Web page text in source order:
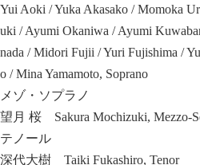
Yui Aoki / Yuka Akasako / Momoka
uki / Ayumi Okaniwa / Ayumi
nada / Midori Fujii / Yuri Fujishima /
o / Mina Yamamoto, Soprano
メゾ・ソプラノ
望月 桜 Sakura Mochizuki, Mezzo-
テノール
深代大樹 Taiki Fukashiro, Tenor